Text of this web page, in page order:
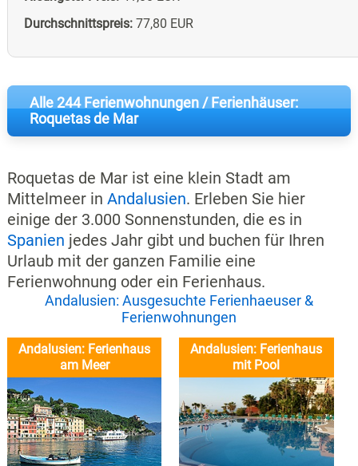
Durchschnittspreis:77,80 EUR
Alle 244 Ferienwohnungen / Ferienhäuser:
Roquetas de Mar
Roquetas de Mar ist eine klein Stadt am
Mittelmeer in Andalusien. Erleben Sie hier
einige der 3.000 Sonnenstunden, die es in
Spanien jedes Jahr gibt und buchen für Ihren
Urlaub mit der ganzen Familie eine
Ferienwohnung oder ein Ferienhaus.
Andalusien: Ausgesuchte Ferienhaeuser &
Ferienwohnungen
Andalusien: Ferienhaus
am Meer
Andalusien: Ferienhaus
mit Pool